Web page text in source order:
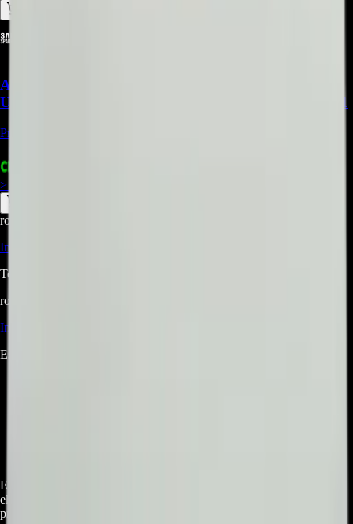
Acrilico LGP compatible con Samsung
UN43RU7100KXZL, UN43NU7100KXZL - REP-471
Precio Regular:
> ver_
root@ops:~#
Iniciá sesión
Todavía no hay preguntas respondidas. Hacé la primera.
root@ops:~#
Iniciá sesión
Este producto aún no tiene reseñas. Sé el primero en opinar.
Empresa especializada en electrodomésticos, repuestos de
electrodomésticos, motos electricas y repuestos para las mismas, con
presencia en toda Colombia.